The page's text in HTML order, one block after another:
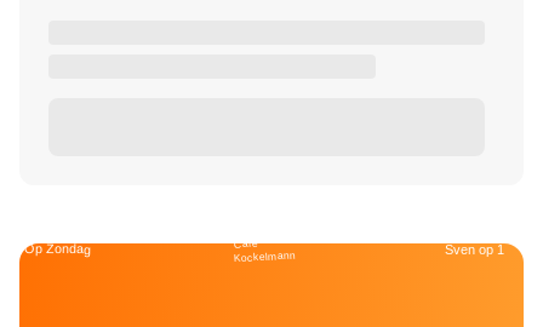
Op Zondag Café
Kockelmann Sven op 1